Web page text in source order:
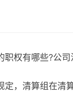
职权有哪些?公
，清算组在清